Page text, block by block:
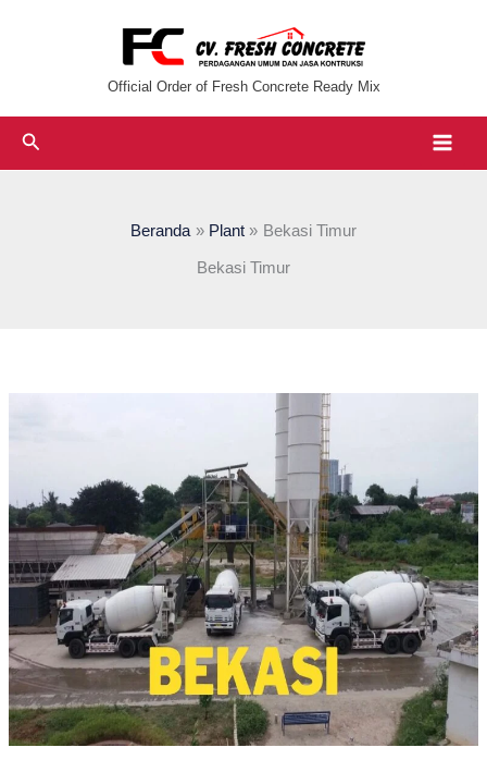
Official Order of Fresh Concrete Ready Mix
Cari
Beranda Plant Bekasi Timur
Bekasi Timur